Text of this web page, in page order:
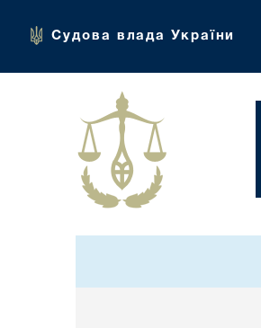
Судова влада України